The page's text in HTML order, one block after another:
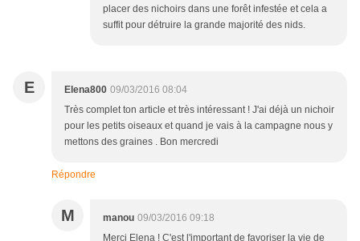
placer des nichoirs dans une forêt infestée et cela a
suffit pour détruire la grande majorité des nids.
E Elena800 09/03/2016 08:04
Très complet ton article et très intéressant ! J'ai déjà un nichoir
pour les petits oiseaux et quand je vais à la campagne nous y
mettons des graines . Bon mercredi
Répondre
M manou 09/03/2016 09:18
Merci Elena ! C'est l'important de favoriser la vie de